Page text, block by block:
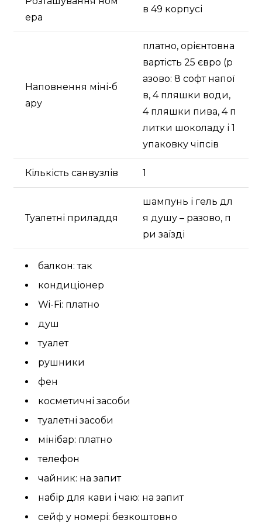
ера
в 49 корпусі
Наповнення міні-б
ару
платно, орієнтовна
вартість 25 євро (р
азово: 8 софт напої
в, 4 пляшки води,
4 пляшки пива, 4 п
литки шоколаду і 1
упаковку чіпсів
Кількість санвузлів 1
Туалетні приладдя
шампунь і гель дл
я душу – разово, п
ри заїзді
балкон: так
кондиціонер
Wi-Fi: платно
душ
туалет
рушники
фен
косметичні засоби
туалетні засоби
мінібар: платно
телефон
чайник: на запит
набір для кави і чаю: на запит
сейф у номері: безкоштовно